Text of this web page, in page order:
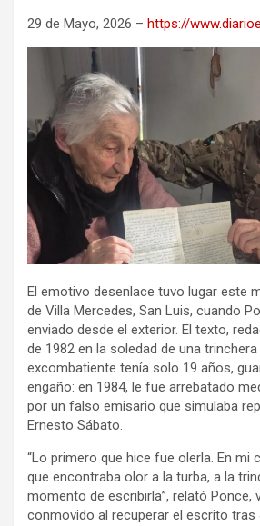
29 de Mayo, 2026 – https://
El emotivo desenlace tuvo lugar este
de Villa Mercedes, San Luis, cuando
enviado desde el exterior. El texto,
de 1982 en la soledad de una
excombatiente tenía solo 19 años,
engaño: en 1984, le fue arrebatado
por un falso emisario que simulaba
Ernesto Sábato.
“Lo primero que hice fue olerla. En mi
que encontraba olor a la turba, a la
momento de escribirla”, relató Ponce,
conmovido al recuperar el escrito tras